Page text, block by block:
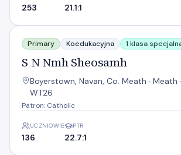
253 21.1:1
S N Nmh Sheosamh
Primary Koedukacyjna 1 klasa
S N Nmh Sheosamh
Boyerstown, Navan, Co. Meath · Meath
WT26
Patron: Catholic
UCZNIOWIE
136
PTR
22.7:1